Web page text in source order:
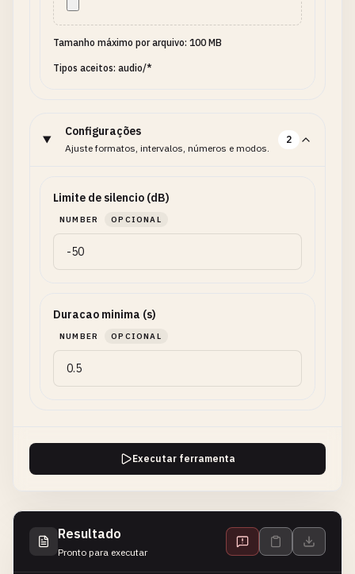
Tamanho máximo por arquivo: 100 MB
Tipos aceitos: audio/*
Configurações
Ajuste formatos, intervalos, números e modos.
2
Limite de silencio (dB)
NUMBER OPCIONAL
Duracao minima (s)
NUMBER OPCIONAL
Executar ferramenta
Resultado
Pronto para executar